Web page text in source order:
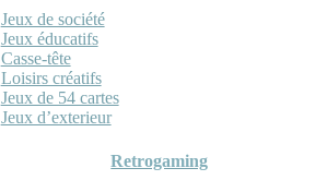
Jeux de société
Jeux éducatifs
Casse-tête
Loisirs créatifs
Jeux de 54 cartes
Jeux d’exterieur
Retrogaming